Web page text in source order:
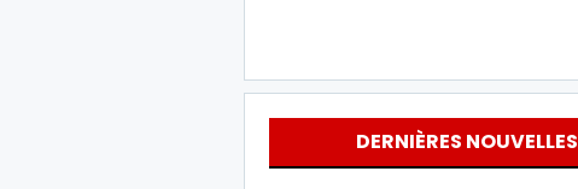
DERNIÈRES NOUVELLES